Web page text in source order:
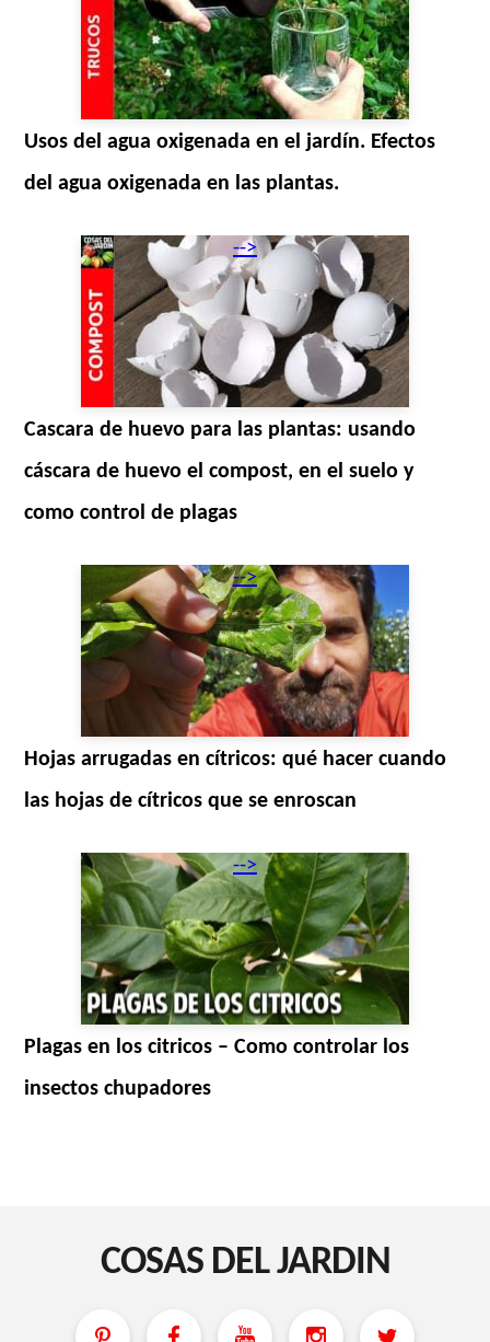
Usos del agua oxigenada en el jardín. Efectos
del agua oxigenada en las plantas.
-->
Cascara de huevo para las plantas: usando
cáscara de huevo el compost, en el suelo y
como control de plagas
-->
Hojas arrugadas en cítricos: qué hacer cuando
las hojas de cítricos que se enroscan
-->
Plagas en los citricos – Como controlar los
insectos chupadores
COSAS DEL JARDIN